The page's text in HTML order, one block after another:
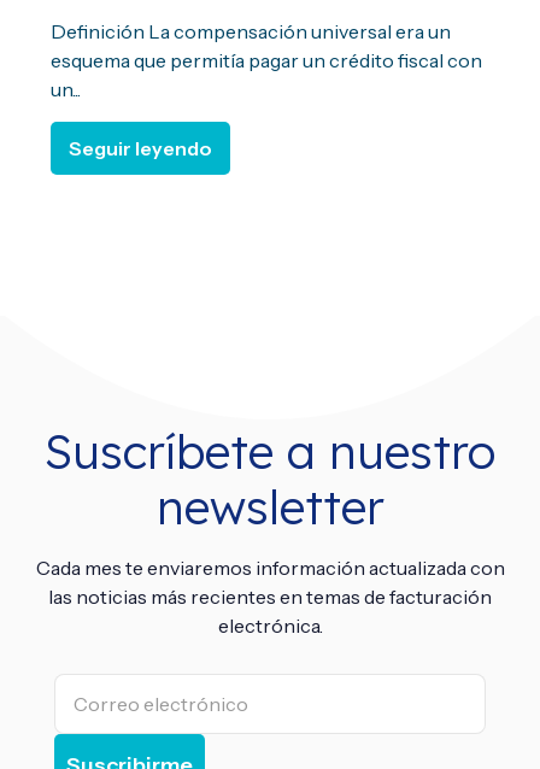
Definición La compensación universal era un
esquema que permitía pagar un crédito fiscal con
un...
Seguir leyendo
Suscríbete a nuestro
newsletter
Cada mes te enviaremos información actualizada con
las noticias más recientes en temas de facturación
electrónica.